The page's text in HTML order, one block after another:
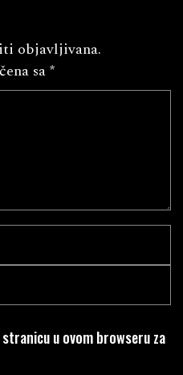
objavljivana.
sa*
u ovom browseru za